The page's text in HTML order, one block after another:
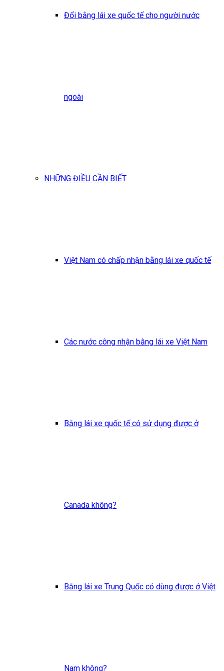
Đổi bằng lái xe quốc tế cho người nước
ngoài
NHỮNG ĐIỀU CẦN BIẾT
Việt Nam có chấp nhận bằng lái xe quốc tế
Các nước công nhận bằng lái xe Việt Nam
Bằng lái xe quốc tế có sử dụng được ở
Canada không?
Bằng lái xe Trung Quốc có dùng được ở Việt
Nam không?